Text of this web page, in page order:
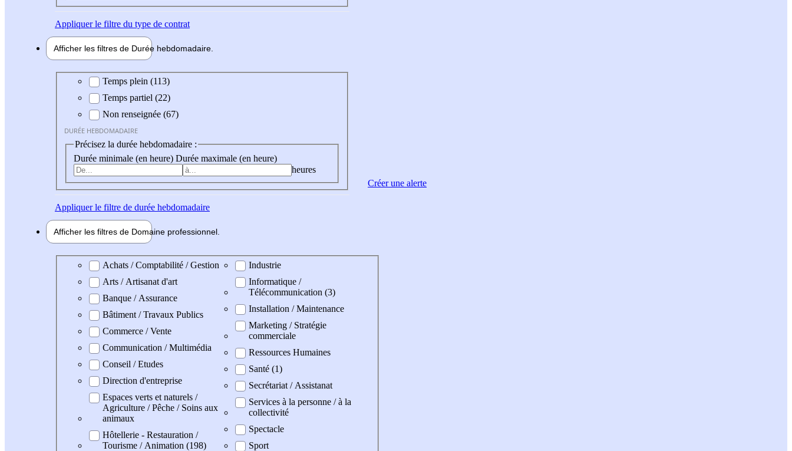
Appliquerle filtre du type de contrat
Afficher les filtres de Durée hebdomadaire
Durée hebdomadaire
Temps plein (113)
Temps partiel (22)
Non renseignée (67)
DURÉE HEBDOMADAIRE
Précisez la durée hebdomadaire :
Durée minimale (en heure) Durée maximale (en heure)
heures
Appliquerle filtre de durée hebdomadaire
Afficher les filtres de Domaine professionnel
Domaine professionel
Achats / Comptabilité / Gestion
Arts / Artisanat d'art
Banque / Assurance
Bâtiment / Travaux Publics
Commerce / Vente
Communication / Multimédia
Conseil / Etudes
Direction d'entreprise
Espaces verts et naturels /
Agriculture / Pêche / Soins aux
animaux
Hôtellerie - Restauration /
Tourisme / Animation (198)
Industrie
Informatique /
Télécommunication (3)
Installation / Maintenance
Marketing / Stratégie
commerciale
Ressources Humaines
Santé (1)
Secrétariat / Assistanat
Services à la personne / à la
collectivité
Spectacle
Sport
Créer une alerte